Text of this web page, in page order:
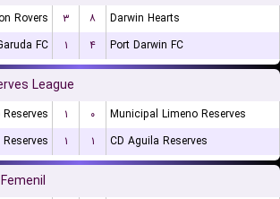
Rovers ۳ ۸
Darwin Hearts
FC
۱ ۴ Port Darwin FC
League
۱ ۰
Municipal Limeno Reserves
۱ ۱ CD Aguila Reserves